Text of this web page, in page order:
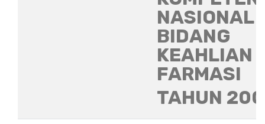
NASIONAL
BIDANG
KEAHLIAN
FARMASI
TAHUN